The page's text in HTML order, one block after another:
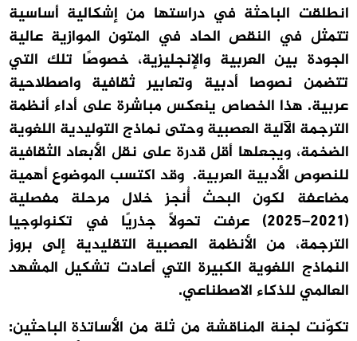
انطلقت الباحثة في دراستها من إشكالية أساسية
تتمثل في النقص الحاد في المتون الموازية عالية
الجودة بين العربية والإنجليزية، خصوصًا تلك التي
تتضمن نصوصا أدبية وتعابير ثقافية واصطلاحية
عربية. هذا الخصاص ينعكس مباشرة على أداء أنظمة
الترجمة الآلية العصبية وحتى نماذج التوليدية اللغوية
الضخمة، ويجعلها أقل قدرة على نقل الأبعاد الثقافية
للنصوص الأدبية العربية. وقد اكتسب الموضوع أهمية
مضاعفة لكون البحث أُنجز خلال مرحلة مفصلية
(2021–2025) عرفت تحولًا جذريًا في تكنولوجيا
الترجمة، من الأنظمة العصبية التقليدية إلى بروز
النماذج اللغوية الكبيرة التي أعادت تشكيل المشهد
العالمي للذكاء الاصطناعي.
تكوّنت لجنة المناقشة من ثلة من الأساتذة الباحثين: